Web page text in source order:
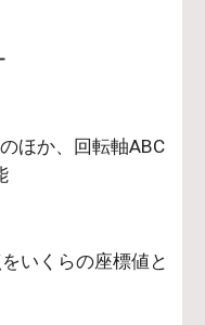
ほか、回転軸ABC
いくらの座標値と